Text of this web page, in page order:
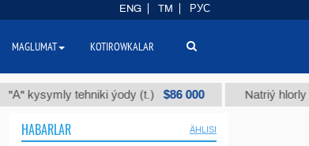
tehniki ýody (t.) $86 000 Natriý hlorly (nahar
HABARLAR ÄHLISI
ENG TM РУС
MAGLUMAT KOTIROWKALAR